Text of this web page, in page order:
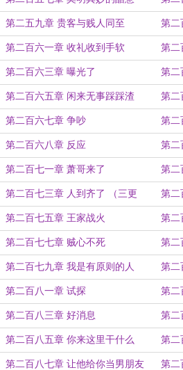
第二五九章 贵客与贱人同至 第二
第二百六一章 收礼收到手软 第二
第二百六三章 曝光了 第二
第二百六五章 闲来无事踩踩渣 第二
第二百六七章 争吵 第二
第二百六八章 反应 第二
第二百七一章 萧哥来了 第二
第二百七三章 人到齐了 （三更 第二
第二百七五章 王家战火 第二
第二百七七章 贼心不死 第二
第二百七九章 我是有原则的人 第二
第二百八一章 试探 第二
第二百八三章 好消息 第二
第二百八五章 你来这里干什么 第二
第二百八七章 让他给你当男朋友 第二